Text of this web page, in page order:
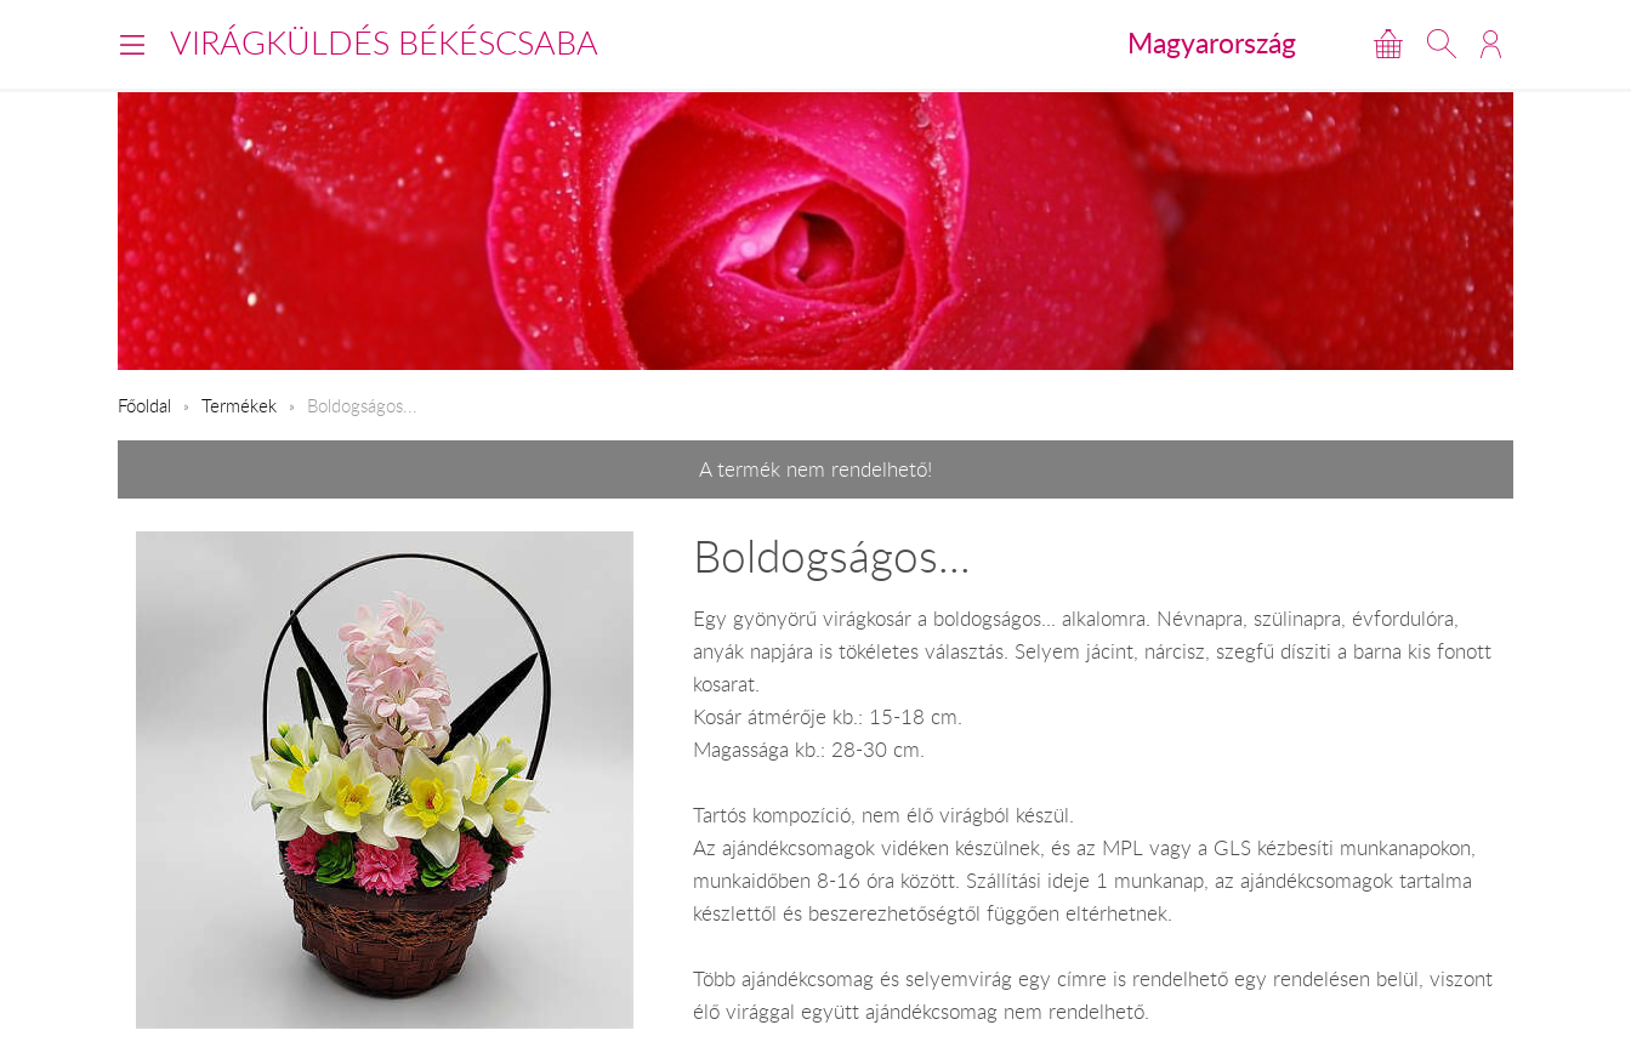
VIRÁGKÜLDÉS BÉKÉSCSABA Magyarország
Főoldal Termékek Boldogságos...
A termék nem rendelhető!
Boldogságos...
Egy gyönyörű virágkosár a boldogságos... alkalomra. Névnapra, szülinapra, évfordulóra,
anyák napjára is tökéletes választás. Selyem jácint, nárcisz, szegfű dísziti a barna kis fonott
kosarat.
Kosár átmérője kb.: 15-18 cm.
Magassága kb.: 28-30 cm.
Tartós kompozíció, nem élő virágból készül.
Az ajándékcsomagok vidéken készülnek, és az MPL vagy a GLS kézbesíti munkanapokon,
munkaidőben 8-16 óra között. Szállítási ideje 1 munkanap, az ajándékcsomagok tartalma
készlettől és beszerezhetőségtől függően eltérhetnek.
Több ajándékcsomag és selyemvirág egy címre is rendelhető egy rendelésen belül, viszont
élő virággal együtt ajándékcsomag nem rendelhető.